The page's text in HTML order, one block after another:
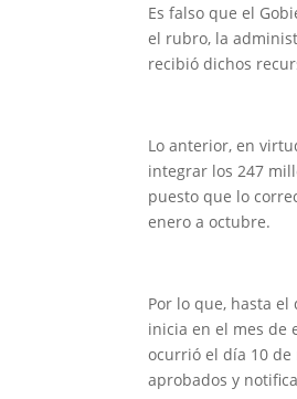
Es falso que el
el rubro, la
recibió dichos
Lo anterior, en
integrar los 247
puesto que lo
enero a octubre.
Por lo que, hasta
inicia en el mes de
ocurrió el día 10 de
aprobados y